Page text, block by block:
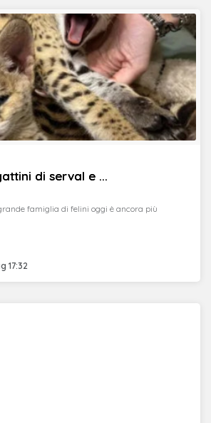
di serval e ...
17:32
famiglia di felini oggi è ancora più